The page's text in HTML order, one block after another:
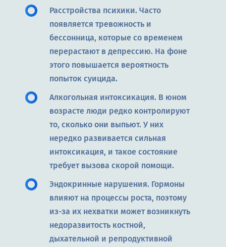
Расстройства психики. Часто
появляется тревожность и
бессонница, которые со временем
перерастают в депрессию. На фоне
этого повышается вероятность
попыток суицида.
Алкогольная интоксикация. В юном
возрасте люди редко контролируют
то, сколько они выпьют. У них
нередко развивается сильная
интоксикация, и такое состояние
требует вызова скорой помощи.
Эндокринные нарушения. Гормоны
влияют на процессы роста, поэтому
из-за их нехватки может возникнуть
недоразвитость костной,
дыхательной и репродуктивной